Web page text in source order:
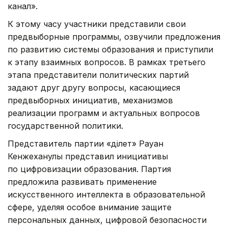
канал».
К этому часу участники представили свои
предвыборные программы, озвучили предложения
по развитию системы образования и приступили
к этапу взаимных вопросов. В рамках третьего
этапа представители политических партий
задают друг другу вопросы, касающиеся
предвыборных инициатив, механизмов
реализации программ и актуальных вопросов
государственной политики.
Представитель партии «Әділет» Рауан
Кенжеханулы представил инициативы
по цифровизации образования. Партия
предложила развивать применение
искусственного интеллекта в образовательной
сфере, уделяя особое внимание защите
персональных данных, цифровой безопасности